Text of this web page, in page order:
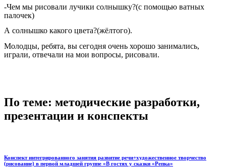
-Чем мы рисовали лучики солнышку?(с помощью ватных
палочек)
А солнышко какого цвета?(жёлтого).
Молодцы, ребята, вы сегодня очень хорошо занимались,
играли, отвечали на мои вопросы, рисовали.
По теме: методические разработки,
презентации и конспекты
Конспект интегрированного занятия развитие речи+художественное творчество
(рисование) в первой младшей группе «В гостях у сказки «Репка»